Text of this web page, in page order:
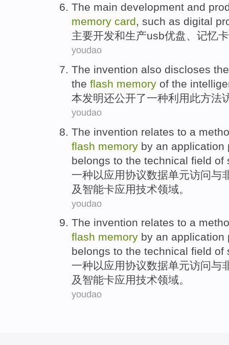
The main development and
memory card, such as digital
主要开发和生产usb优盘、 记忆卡
youdao
The invention also discloses
the flash memory of the
本发明还公开了一种利用此方法
youdao
The invention relates to a
flash memory by an application
belongs to the technical field of
一种以 应用协议数据单元访问与
及 智能卡应用技术领域 。
youdao
The invention relates to a
flash memory by an application
belongs to the technical field of
一种以应用协议数据单元访问与
及 智能卡应用技术领域。
youdao